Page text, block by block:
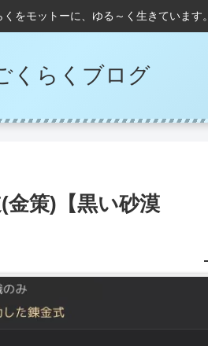
をモットーに、ゆる～く生きています。
くらくブログ
金策)【黒い砂漠